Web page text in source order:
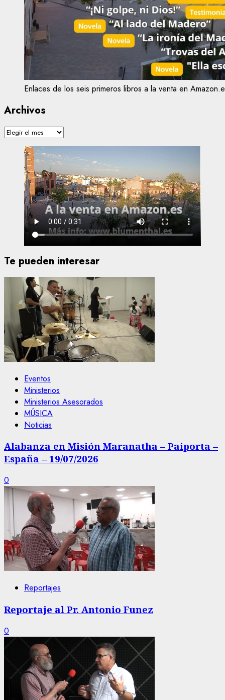
Enlaces de los seis primeros libros a la venta en
Archivos
Archivos
Te pueden interesar
Eventos
Ministerios
Ministerios Asesorados
MÚSICA
Noticias
Alabanza en Misión Maranatha – Paiporta –
España – 19/07/2026
0
Reportajes
Reportaje al Pr. Antonio Funez
0